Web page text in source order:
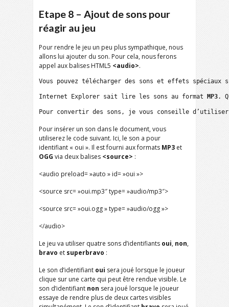
Etape 8 – Ajout de sons pour
réagir au jeu
Pour rendre le jeu un peu plus sympathique, nous
allons lui ajouter du son. Pour cela, nous ferons
appel aux balises HTML5 <audio>.
Vous pouvez télécharger des sons et effets
Internet Explorer sait lire les sons au format MP3.
Pour convertir des sons, je vous conseille
Pour insérer un son dans le document, vous
utiliserez le code suivant. Ici, le son a pour
identifiant « oui ». Il est fourni aux formats MP3 et
OGG via deux balises <source> :
<audio preload= »auto » id= »oui »>
<source src= »oui.mp3″ type= »audio/mp3″>
<source src= »oui.ogg » type= »audio/ogg »>
</audio>
Le jeu va utiliser quatre sons d’identifiants oui, non,
bravo et superbravo :
Le son d’identifiant oui sera joué lorsque le joueur
clique sur une carte qui peut être rendue visible. Le
son d’identifiant non sera joué lorsque le joueur
essaye de rendre plus de deux cartes visibles